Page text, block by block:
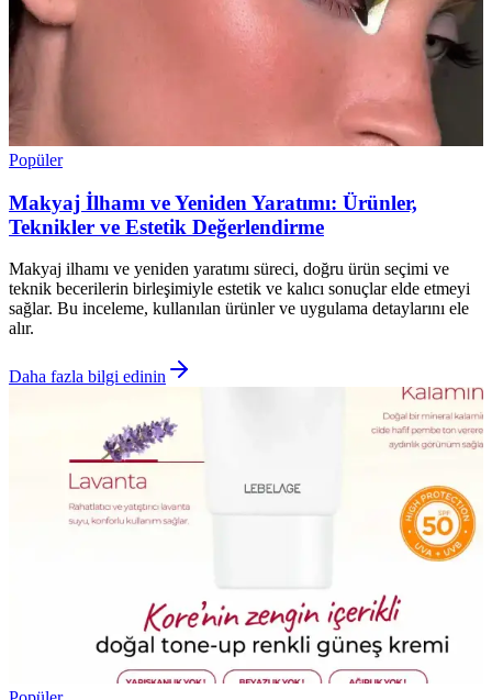
Popüler
Makyaj İlhamı ve Yeniden Yaratımı: Ürünler,
Teknikler ve Estetik Değerlendirme
Makyaj ilhamı ve yeniden yaratımı süreci, doğru ürün seçimi ve
teknik becerilerin birleşimiyle estetik ve kalıcı sonuçlar elde etmeyi
sağlar. Bu inceleme, kullanılan ürünler ve uygulama detaylarını ele
alır.
Daha fazla bilgi edinin